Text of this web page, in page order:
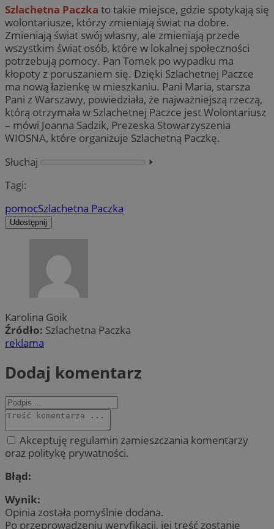
Szlachetna Paczka to takie miejsce, gdzie spotykają się
wolontariusze, którzy zmieniają świat na dobre.
Zmieniają świat swój własny, ale zmieniają przede
wszystkim świat osób, które w lokalnej społeczności
potrzebują pomocy. Pan Tomek po wypadku ma
kłopoty z poruszaniem się. Dzięki Szlachetnej Paczce
ma nową łazienkę w mieszkaniu. Pani Maria, starsza
Pani z Warszawy, powiedziała, że najważniejszą rzeczą,
którą otrzymała w Szlachetnej Paczce jest Wolontariusz
– mówi Joanna Sadzik, Prezeska Stowarzyszenia
WIOSNA, które organizuje Szlachetną Paczkę.
Słuchaj
⏵︎
Tagi:
pomocSzlachetna Paczka
Udostępnij
Karolina Goik
Źródło: Szlachetna Paczka
reklama
Dodaj komentarz
Akceptuję regulamin zamieszczania komentarzy
oraz politykę prywatności.
Błąd:
Wynik:
Opinia została pomyślnie dodana.
Po przeprowadzeniu weryfikacji, jej treść zostanie